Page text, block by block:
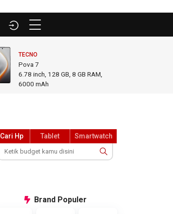
TECNO
Pova 7
6.78 inch, 128 GB, 8 GB RAM
6000 mAh
Cari Hp Tablet Smartwatch
Brand Populer